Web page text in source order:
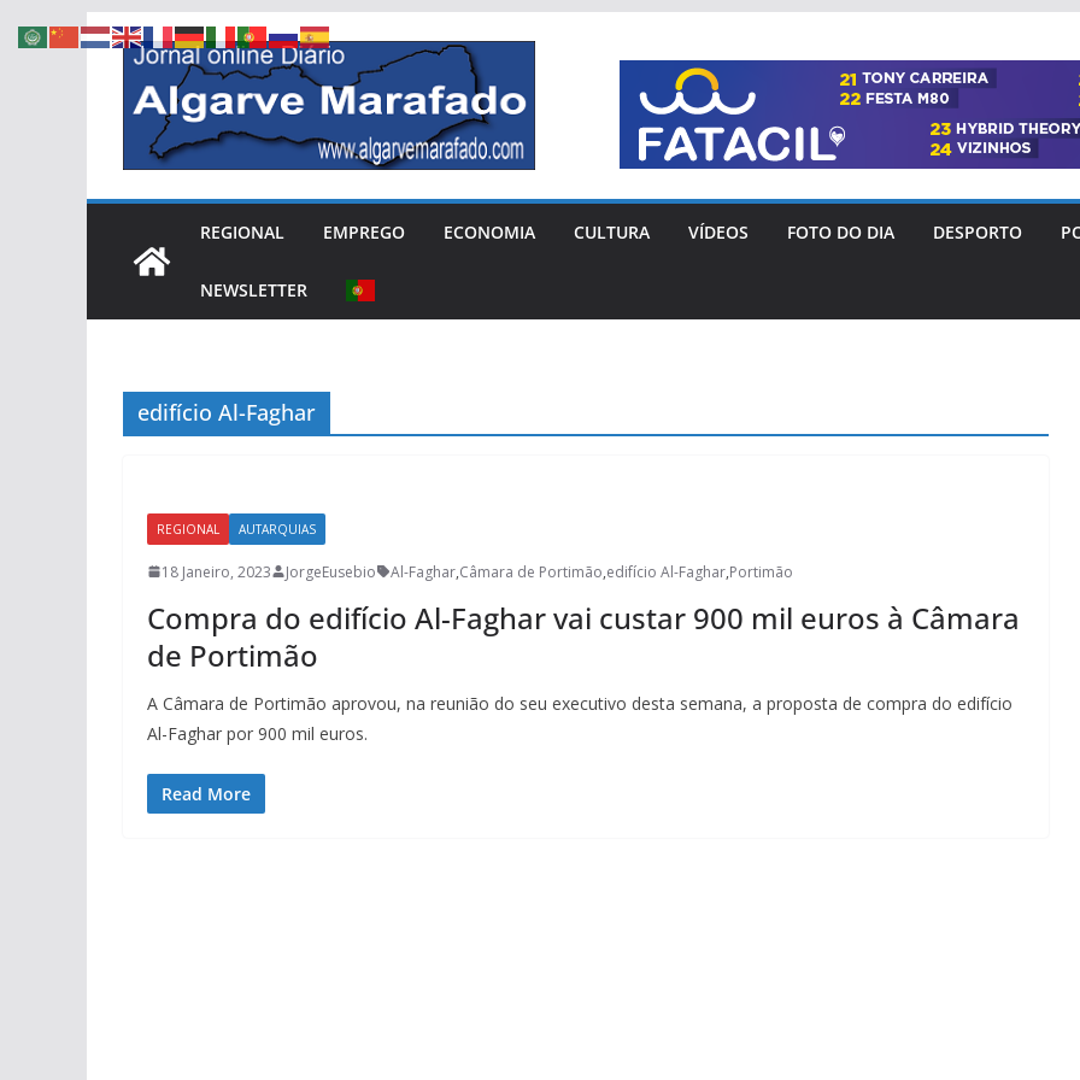
Skip
content
REGIONAL EMPREGO ECONOMIA CULTURA VÍDEOS FOTO DO DIA DESPORTO
NEWSLETTER
edifício Al-Faghar
REGIONAL AUTARQUIAS
18 Janeiro, 2023 JorgeEusebio Al-Faghar,Câmara de Portimão,edifício Al-Faghar,Portimão
Compra do edifício Al-Faghar vai custar 900 mil euros à Câmara
de Portimão
A Câmara de Portimão aprovou, na reunião do seu executivo desta semana, a proposta de compra do edifício
Al-Faghar por 900 mil euros.
Read More